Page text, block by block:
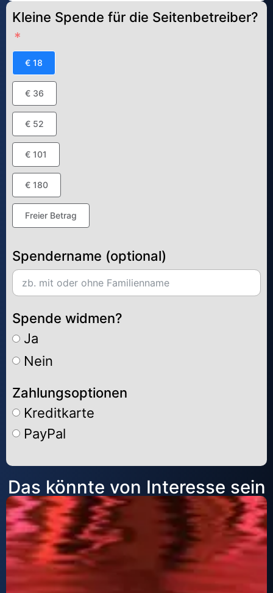
Kleine Spende für die Seitenbetreiber?
€ 18
€ 36
€ 52
€ 101
€ 180
Freier Betrag
Spendername (optional)
Spende widmen?
Ja
Nein
Zahlungsoptionen
Kreditkarte
PayPal
Alternative:
Das könnte von Interesse sein